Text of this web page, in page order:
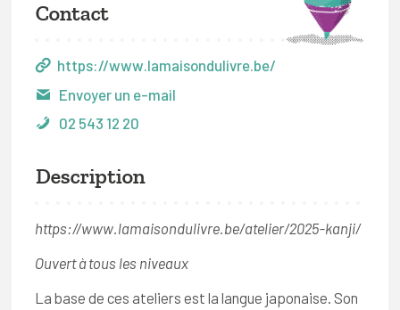
Contact
https://www.lamaisondulivre.be/
Envoyer un e-mail
02 543 12 20
Description
https://www.lamaisondulivre.be/atelier/2025-kanji/
Ouvert à tous les niveaux
La base de ces ateliers est la langue japonaise. Son